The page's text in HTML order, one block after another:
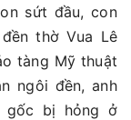
sứt đầu, con
thờ Vua Lê
tàng Mỹ thuật
ngôi đền, anh
gốc bị hỏng ở